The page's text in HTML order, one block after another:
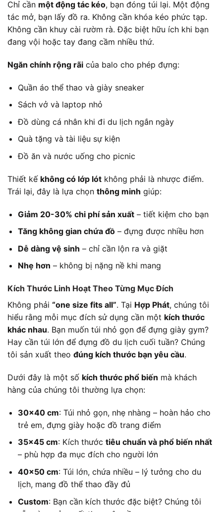
Chỉ cần một động tác kéo, bạn đóng túi lại. Một động
tác mở, bạn lấy đồ ra. Không cần khóa kéo phức tạp.
Không cần khuy cài rườm rà. Đặc biệt hữu ích khi bạn
đang vội hoặc tay đang cầm nhiều thứ.
Ngăn chính rộng rãi của balo cho phép đựng:
Quần áo thể thao và giày sneaker
Sách vở và laptop nhỏ
Đồ dùng cá nhân khi đi du lịch ngắn ngày
Quà tặng và tài liệu sự kiện
Đồ ăn và nước uống cho picnic
Thiết kế không có lớp lót không phải là nhược điểm.
Trái lại, đây là lựa chọn thông minh giúp:
Giảm 20-30% chi phí sản xuất– tiết kiệm cho bạn
Tăng không gian chứa đồ– đựng được nhiều hơn
Dễ dàng vệ sinh – chỉ cần lộn ra và giặt
Nhẹ hơn – không bị nặng nề khi mang
Kích Thước Linh Hoạt Theo Từng Mục Đích
Không phải “one size fits all”. Tại Hợp Phát, chúng tôi
hiểu rằng mỗi mục đích sử dụng cần một kích thước
khác nhau. Bạn muốn túi nhỏ gọn để đựng giày gym?
Hay cần túi lớn để đựng đồ du lịch cuối tuần? Chúng
tôi sản xuất theo đúng kích thước bạn yêu cầu.
Dưới đây là một số kích thước phổ biến mà khách
hàng của chúng tôi thường lựa chọn:
30×40 cm: Túi nhỏ gọn, nhẹ nhàng – hoàn hảo cho
trẻ em, đựng giày hoặc đồ trang điểm
35×45 cm: Kích thước tiêu chuẩn và phổ biến nhất
– phù hợp đa mục đích cho người lớn
40×50 cm: Túi lớn, chứa nhiều – lý tưởng cho du
lịch, mang đồ thể thao đầy đủ
Custom: Bạn cần kích thước đặc biệt? Chúng tôi